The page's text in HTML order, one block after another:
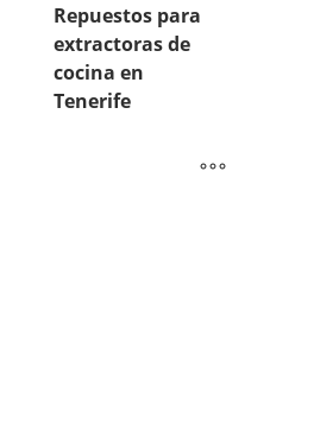
Repuestos para
extractoras de
cocina en
Tenerife